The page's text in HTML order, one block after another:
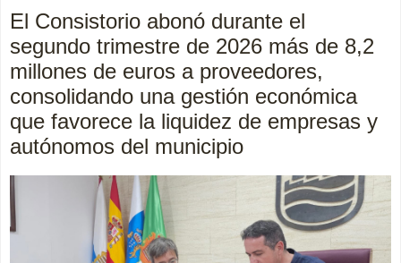
El Consistorio abonó durante el
segundo trimestre de 2026 más de 8,2
millones de euros a proveedores,
consolidando una gestión económica
que favorece la liquidez de empresas y
autónomos del municipio